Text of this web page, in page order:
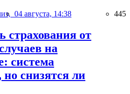
04 августа, 14:38 445
страхования от
на
система
но снизятся ли